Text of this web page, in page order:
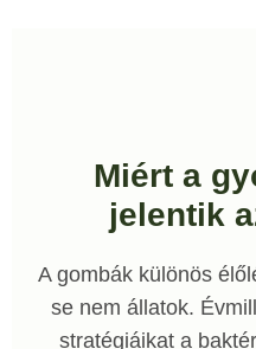
Miért a
jelentik
A gombák különös
se nem állatok.
stratégiáikat a